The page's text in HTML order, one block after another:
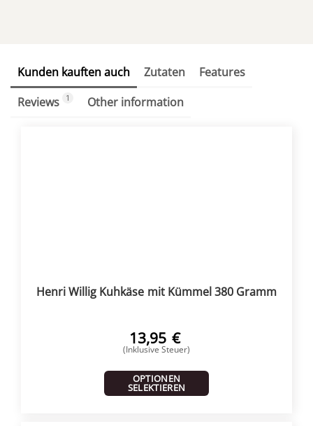
Kunden kauften auch Zutaten
Features
Reviews
1 Other information
Henri Willig Kuhkäse mit Kümmel 380 Gramm
13,95 €
(Inklusive Steuer)
OPTIONEN
SELEKTIEREN